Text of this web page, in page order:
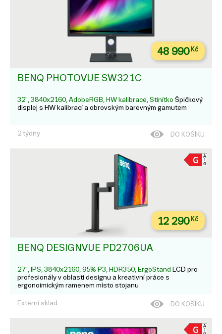
48 990Kč
BENQ PHOTOVUE SW321C
32", 3840x2160, AdobeRGB, HW kalibrace, Stínítko Špičkový
displej s HW kalibrací a obrovským barevným gamutem
2 týdny DO KOŠÍKU
12 290Kč
BENQ DESIGNVUE PD2706UA
27”, IPS, 3840x2160, 95% P3, HDR350, ErgoStand LCD pro
profesionály v oblasti designu a kreativní práce s
ergonoimickým ramenem místo stojanu
Externí sklad DO KOŠÍKU